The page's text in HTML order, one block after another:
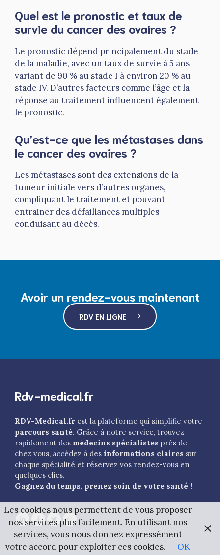
Quel est le pronostic et taux de
survie du cancer des ovaires ?
Le pronostic dépend principalement du stade
de la maladie, avec un taux de survie à 5 ans
variant de 90 % au stade I à environ 20 % au
stade IV. D’autres facteurs comme l’âge et la
réponse au traitement influencent également
le pronostic.
Qu’est-ce que les métastases dans
le cancer des ovaires ?
Les métastases sont des extensions de la
tumeur initiale vers d’autres organes,
compliquant le traitement et pouvant
entrainer des défaillances multiples
conduisant au décès.
Avoir un rendez-vous maintenant
RDV EN LIGNE
Rdv-medical.fr
RDV-Medical.fr est la plateforme qui simplifie votre
parcours santé. Grâce à notre service, trouvez
rapidement des médecins spécialistes près de
chez vous, accédez à des informations claires sur
chaque spécialité et réservez vos rendez-vous en
quelques clics.
Gagnez du temps, prenez soin de votre santé !
Les cookies nous permettent de vous proposer
nos services plus facilement. En utilisant nos
services, vous nous donnez expressément
votre accord pour exploiter ces cookies.
OK